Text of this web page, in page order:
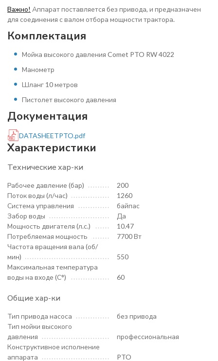
Важно! Аппарат поставляется без привода, и предназначен
для соединения с валом отбора мощности трактора.
Комплектация
Мойка высокого давления Comet PTO RW 4022
Манометр
Шланг 10 метров
Пистолет высокого давления
Документация
DATASHEETPTO.pdf
Характеристики
Технические хар-ки
Рабочее давление (бар)
200
Поток воды (л/час)
1260
Система управления
байпас
Забор воды
Да
Мощность двигателя (л.с.)
10.47
Потребляемая мощность
7700 Вт
Частота вращения вала (об/
мин)
550
Максимальная температура
воды на входе (С°)
60
Общие хар-ки
Тип привода насоса
без привода
Тип мойки высокого
давления
профессиональная
Конструктивное исполнение
аппарата
PTO